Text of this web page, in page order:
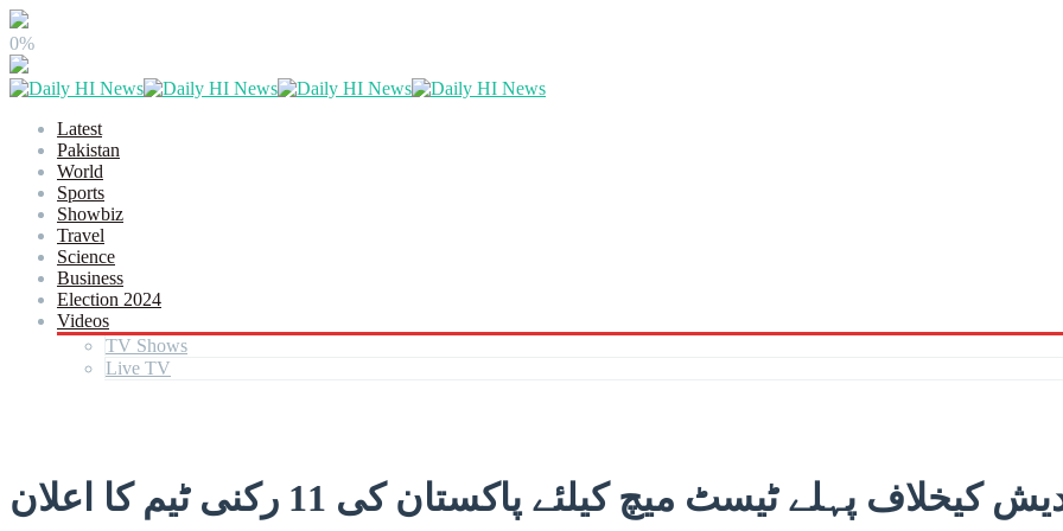
0%
Latest
Pakistan
World
Sports
Showbiz
Travel
Science
Business
Election 2024
Videos
TV Shows
Live TV
کیخلاف پہلے ٹیسٹ میچ کیلئے پاکستان کی 11 رکنی ٹیم کا اعلان